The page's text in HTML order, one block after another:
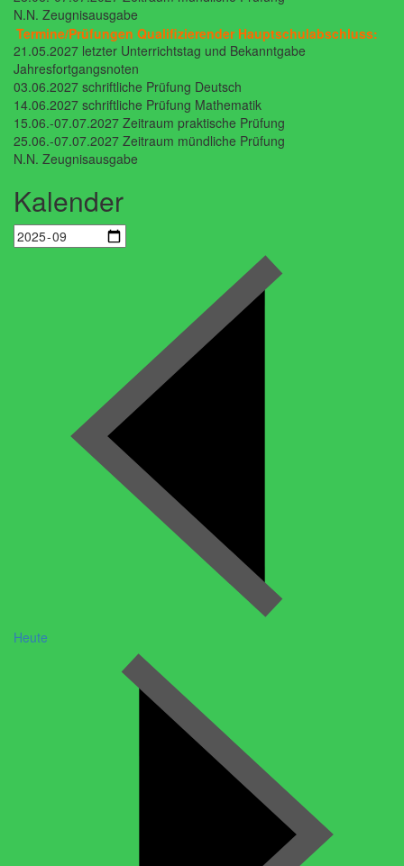
N.N. Zeugnisausgabe
Termine/Prüfungen Qualifizierender Hauptschulabschluss:
21.05.2027 letzter Unterrichtstag und Bekanntgabe
Jahresfortgangsnoten
03.06.2027 schriftliche Prüfung Deutsch
14.06.2027 schriftliche Prüfung Mathematik
15.06.-07.07.2027 Zeitraum praktische Prüfung
25.06.-07.07.2027 Zeitraum mündliche Prüfung
N.N. Zeugnisausgabe
Kalender
Heute